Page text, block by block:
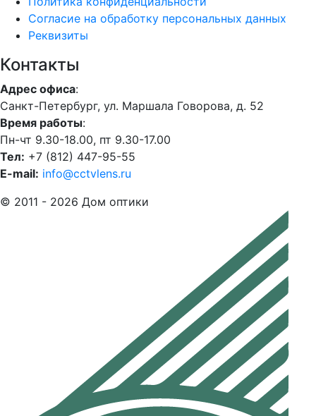
Согласие на обработку персональных данных
Реквизиты
Контакты
Адрес офиса:
Санкт-Петербург, ул. Маршала Говорова, д. 52
Время работы:
Пн-чт 9.30-18.00, пт 9.30-17.00
Тел: +7 (812) 447-95-55
E-mail: info@cctvlens.ru
© 2011 - 2026 Дом оптики